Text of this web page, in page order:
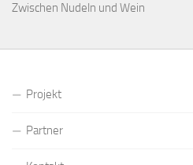
Zwischen Nudeln und Wein
Projekt
Partner